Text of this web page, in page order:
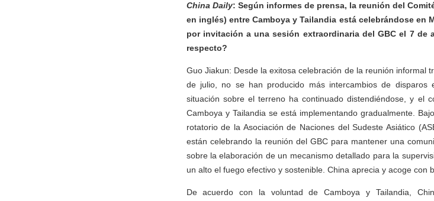
China Daily: Según informes de prensa, la reunión del
en inglés) entre Camboya y Tailandia está celebrándose en
por invitación a una sesión extraordinaria del GBC el 7 de
respecto?
Guo Jiakun: Desde la exitosa celebración de la reunión informal
de julio, no se han producido más intercambios de
situación sobre el terreno ha continuado distendiéndose, y el
Camboya y Tailandia se está implementando gradualmente.
rotatorio de la Asociación de Naciones del Sudeste Asiático
están celebrando la reunión del GBC para mantener una
sobre la elaboración de un mecanismo detallado para la
un alto el fuego efectivo y sostenible. China aprecia y acoge con
De acuerdo con la voluntad de Camboya y Tailandia,